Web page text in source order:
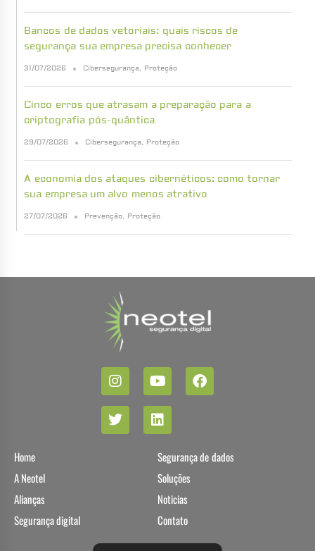
Bancos de dados vetoriais: quais riscos de
segurança sua empresa precisa conhecer
31/07/2026 Cibersegurança, Proteção
Cinco erros que atrasam a preparação para a
criptografia pós-quântica
29/07/2026 Cibersegurança, Proteção
A economia dos ataques cibernéticos: como tornar
sua empresa um alvo menos atrativo
27/07/2026 Prevenção, Proteção
Home
A Neotel
Alianças
Segurança digital
Segurança de dados
Soluções
Noticias
Contato